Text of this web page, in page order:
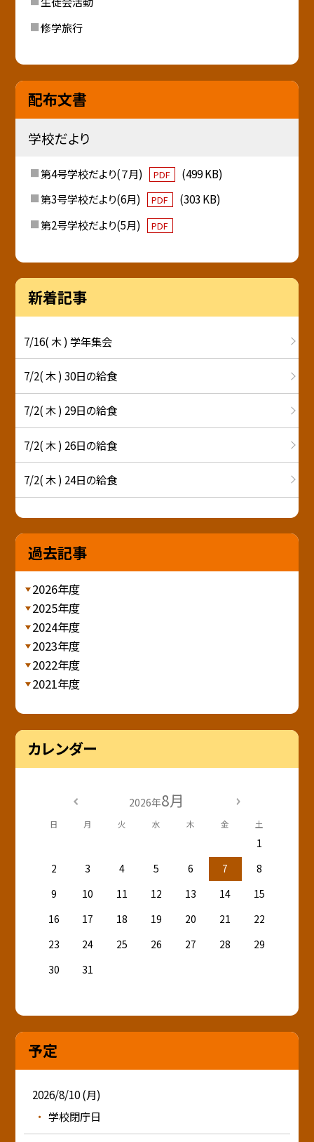
修学旅行
配布文書
学校だより
第4号学校だより(７月) PDF
(499 KB)
第3号学校だより(6月)
PDF
(303 KB)
第2号学校だより(5月)
PDF
新着記事
7/16( 木 ) 学年集会
7/2( 木 ) 30日の給食
7/2( 木 ) 29日の給食
7/2( 木 ) 26日の給食
7/2( 木 ) 24日の給食
過去記事
2026年度
2025年度
2024年度
2023年度
2022年度
2021年度
カレンダー
2026年8月
日 月 火 水 木 金 土
1
2
3 4 5 6 7
8
9
10 11 12 13 14
15
16
17 18 19 20 21
22
23
24 25 26 27 28
29
30
31
予定
2026/8/10 (月)
学校閉庁日